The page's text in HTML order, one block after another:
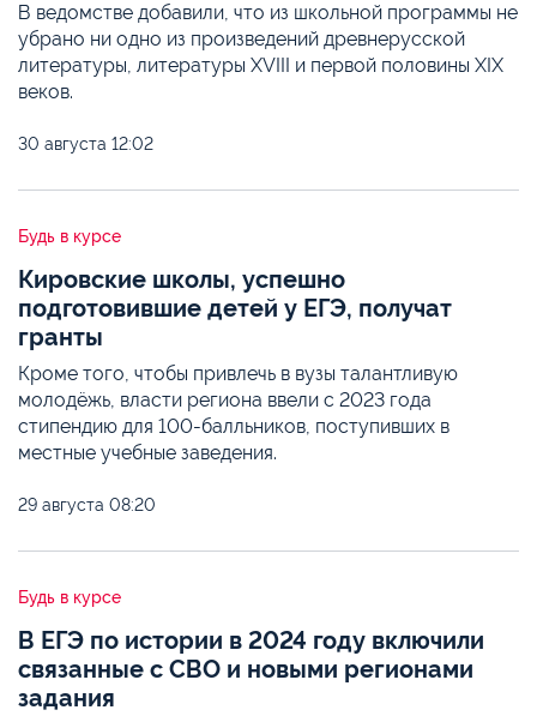
В ведомстве добавили, что из школьной программы не
убрано ни одно из произведений древнерусской
литературы, литературы XVIII и первой половины XIX
веков.
30 августа 12:02
Будь в курсе
Кировские школы, успешно
подготовившие детей у ЕГЭ, получат
гранты
Кроме того, чтобы привлечь в вузы талантливую
молодёжь, власти региона ввели с 2023 года
стипендию для 100-балльников, поступивших в
местные учебные заведения.
29 августа 08:20
Будь в курсе
В ЕГЭ по истории в 2024 году включили
связанные с СВО и новыми регионами
задания